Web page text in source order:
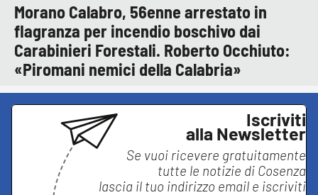
Morano Calabro, 56enne arrestato in
flagranza per incendio boschivo dai
Carabinieri Forestali. Roberto Occhiuto:
«Piromani nemici della Calabria»
Iscriviti
alla Newsletter
Se vuoi ricevere gratuitamente
tutte le notizie di Cosenza
lascia il tuo indirizzo email e iscriviti